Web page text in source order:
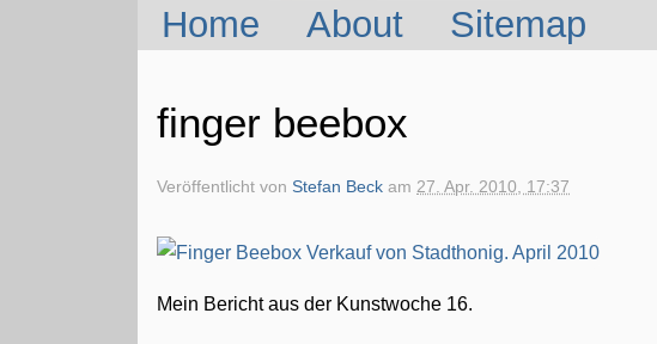
Home About Sitemap
finger beebox
Veröffentlicht vonStefan Beck am27. Apr. 2010, 17:37
Mein Bericht aus der Kunstwoche 16.